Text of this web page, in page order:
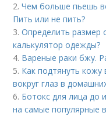
2.Чем больше пьешь
Пить или не пить?
3.Определить размер
калькулятор одежды?
4. Вареные раки бжу.
5. Как подтянуть кожу
вокруг глаз в
6. Ботокс для лица до
на самые популярные